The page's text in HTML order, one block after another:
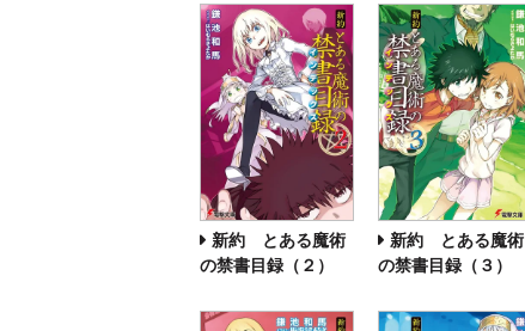
新約 とある魔術
の禁書目録（２）
新約 とある魔術
の禁書目録（３）